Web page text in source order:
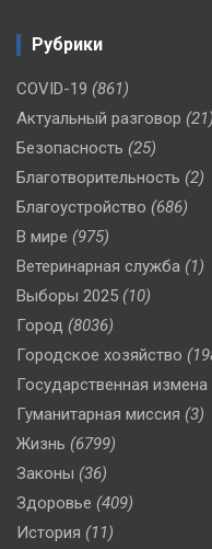
Рубрики
COVID-19 (861)
Актуальный разговор (21)
Безопасность (25)
Благотворительность (2)
Благоустройство (686)
В мире (975)
Ветеринарная служба (1)
Выборы 2025 (10)
Город (8036)
Городское хозяйство
Государственная измена
Гуманитарная миссия (3)
Жизнь (6799)
Законы (36)
Здоровье (409)
История (11)